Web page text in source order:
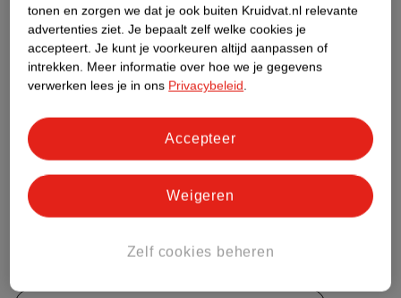
Nature Impact Score
Dit product heeft (nog) geen Nature
Impact Score.
Meer informatie
Bestel & Bezorginformatie
tonen en zorgen we dat je ook buiten Kruidvat.nl relevante
advertenties ziet. Je bepaalt zelf welke cookies je
accepteert. Je kunt je voorkeuren altijd aanpassen of
intrekken. Meer informatie over hoe we je gegevens
verwerken lees je in ons Privacybeleid.
Zelf cookies beheren
Weigeren
Accepteer